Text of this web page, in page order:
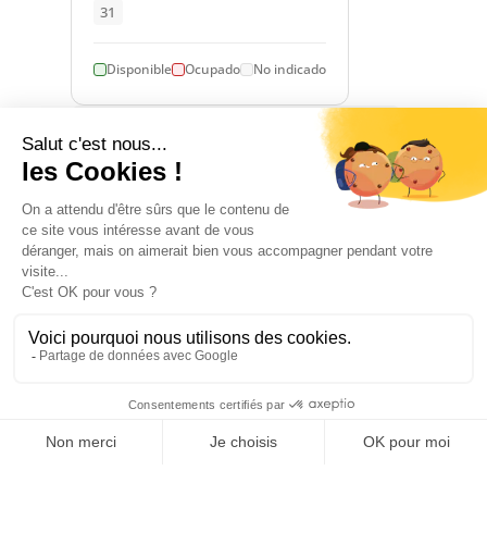
31
Disponible Ocupado No indicado
1 January 2026 → 31 December 2026
ALOJAMIENTO
2habitación(es) 1cama(s) doble
2cama(s)